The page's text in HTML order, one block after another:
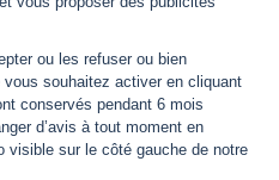
Facebook
X
LinkedIn
YouTube
Instagram